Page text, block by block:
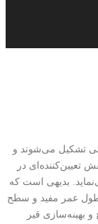
تشکیل می‌شوند و
تعیین‌کننده‌ای در
بدیهی است که
طول عمر مفید و سطح
بهینه‌سازی قیر